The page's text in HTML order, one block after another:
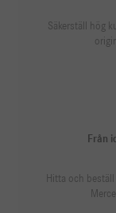
Säkerställ hög
Från
Hitta och